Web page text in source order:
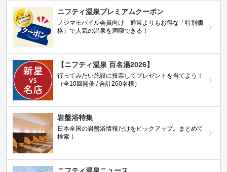
ニフティ温泉プレミアムクーポン
ノジマモバイル会員向け 通常よりもお得な「特別価
格」で人気の温泉を満喫できる！
【ニフティ温泉 百名湯2026】
行ってみたい施設に投票してプレゼントを当てよう！
（全10回開催 / 合計260名様）
岩盤浴特集
日本全国の岩盤浴情報だけをピックアップ。まとめて
検索！
ニフティ温泉ニュース